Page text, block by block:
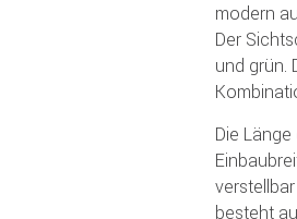
modern
Der
und grün.
Die
besteht